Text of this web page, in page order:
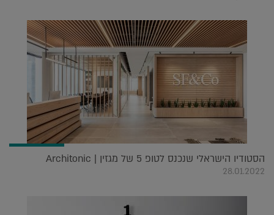
הסטודיו הישראלי שנכנס לטופ 5 של מגזין Architonic |
28.01.2022